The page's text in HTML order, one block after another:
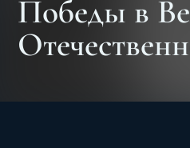
Победы в